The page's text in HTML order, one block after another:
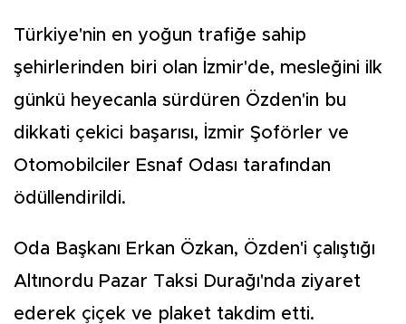
Türkiye'nin en yoğun trafiğe sahip
şehirlerinden biri olan İzmir'de, mesleğini ilk
günkü heyecanla sürdüren Özden'in bu
dikkati çekici başarısı, İzmir Şoförler ve
Otomobilciler Esnaf Odası tarafından
ödüllendirildi.
Oda Başkanı Erkan Özkan, Özden'i çalıştığı
Altınordu Pazar Taksi Durağı'nda ziyaret
ederek çiçek ve plaket takdim etti.